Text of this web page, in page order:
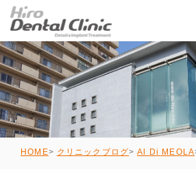
HOME クリニックブログ Al Di MEOLA